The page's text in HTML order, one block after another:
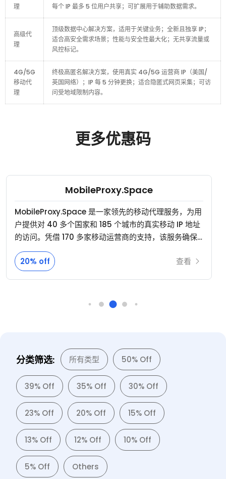
理
每个 IP 最多 5 位用户共享；可扩展用于辅助数据需求。
高级代
理
顶级数据中心解决方案，适用于关键业务；全新且独享 IP；
适合高安全需求场景；性能与安全性最大化；无共享流量或
风控标记。
4G/5G
移动代
理
终极高匿名解决方案，使用真实 4G/5G 运营商 IP（美国/
英国网络）；IP 每 5 分钟更换；适合隐匿式网页采集；可访
问受地域限制内容。
更多优惠码
MobileProxy.Space
MobileProxy.Space 是一家领先的移动代理服务，为用
户提供对 40 多个国家和 185 个城市的真实移动 IP 地址
的访问。凭借 170 多家移动运营商的支持，该服务确保
了各种在线活动（包括网络抓取、社交媒体管理和数字
营销）的高度匿名性、可靠性和灵活性。
20% off 查看
分类筛选: 所有类型 50% Off
39% Off 35% Off 30% Off
23% Off 20% Off 15% Off
13% Off 12% Off 10% Off
5% Off Others